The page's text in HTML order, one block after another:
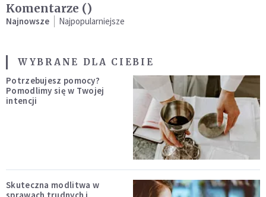
Komentarze ()
Najnowsze Najpopularniejsze
WYBRANE DLA CIEBIE
Potrzebujesz pomocy?
Pomodlimy się w Twojej
intencji
Skuteczna modlitwa w